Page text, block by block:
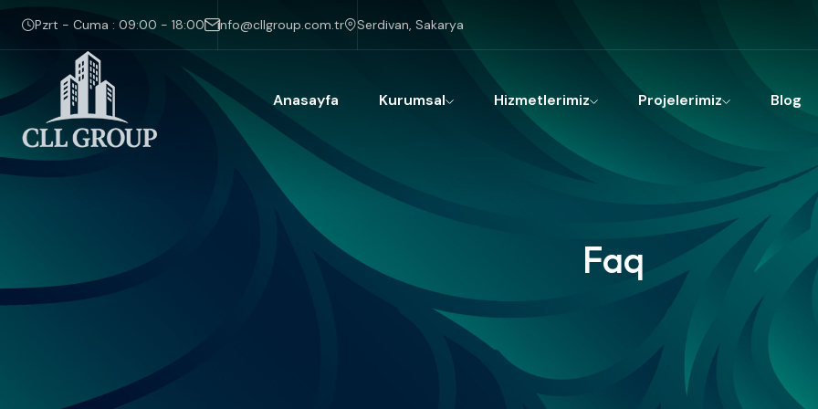
Pzrt - Cuma : 09:00 - 18:00 info@cllgroup.com.tr Serdivan, Sakarya
Anasayfa Kurumsal Hizmetlerimiz Projelerimiz Blog
Faq